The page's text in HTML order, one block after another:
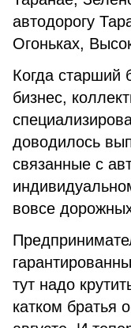
автодорогу
Огоньках,
Когда старший
бизнес,
доводилось
связанные с
вовсе
тут надо
катком братья